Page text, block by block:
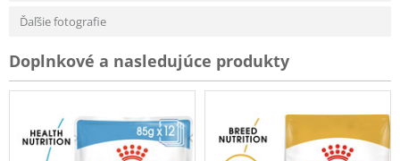
Ďaľšie fotografie
Doplnkové a nasledujúce produkty